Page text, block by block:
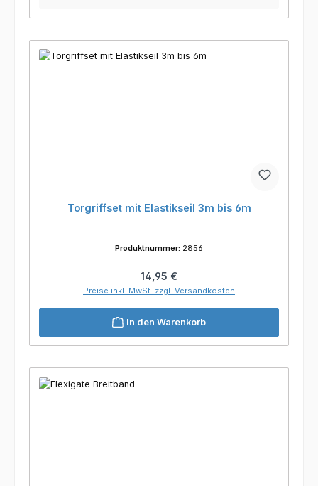
Torgriffset mit Elastikseil 3m bis 6m
Produktnummer: 2856
Regulärer Preis:
14,95 €
Preise inkl. MwSt. zzgl. Versandkosten
In den Warenkorb